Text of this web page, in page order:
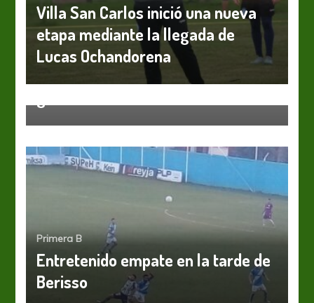
Villa San Carlos inició una nueva
etapa mediante la llegada de
Lucas Ochandorena
Primera B
San Telmo se recuperó con dos
Primera B
Entretenido empate en la tarde de
Berisso